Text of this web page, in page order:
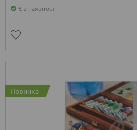
Є в наявності
Новинка